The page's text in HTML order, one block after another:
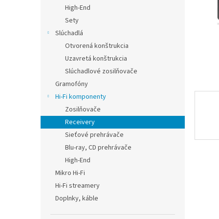
High-End
Sety
Slúchadlá
Otvorená konštrukcia
Uzavretá konštrukcia
Slúchadlové zosilňovače
Gramofóny
Hi-Fi komponenty
Zosilňovače
Receivery
Sieťové prehrávače
Blu-ray, CD prehrávače
High-End
Mikro Hi-Fi
Hi-Fi streamery
Doplnky, káble